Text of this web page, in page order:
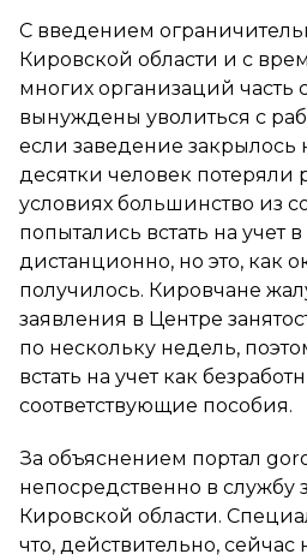
С введением
Кировской области и с
многих организаций часть
вынуждены уволиться с
если заведение закрылось
десятки человек потеряли
условиях большинство из
попытались встать на учет
дистанционно, но это, как
получилось. Кировчане
заявления в Центре
по нескольку недель,
встать на учет как
соответствующие пособия.
За объяснением портал
непосредственно в службу
Кировской области.
что, действительно, сейчас